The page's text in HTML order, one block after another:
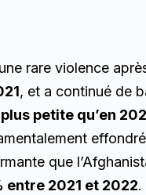
rare violence
, et a continué de
petite qu’en
que
entre 2021 et 2022.